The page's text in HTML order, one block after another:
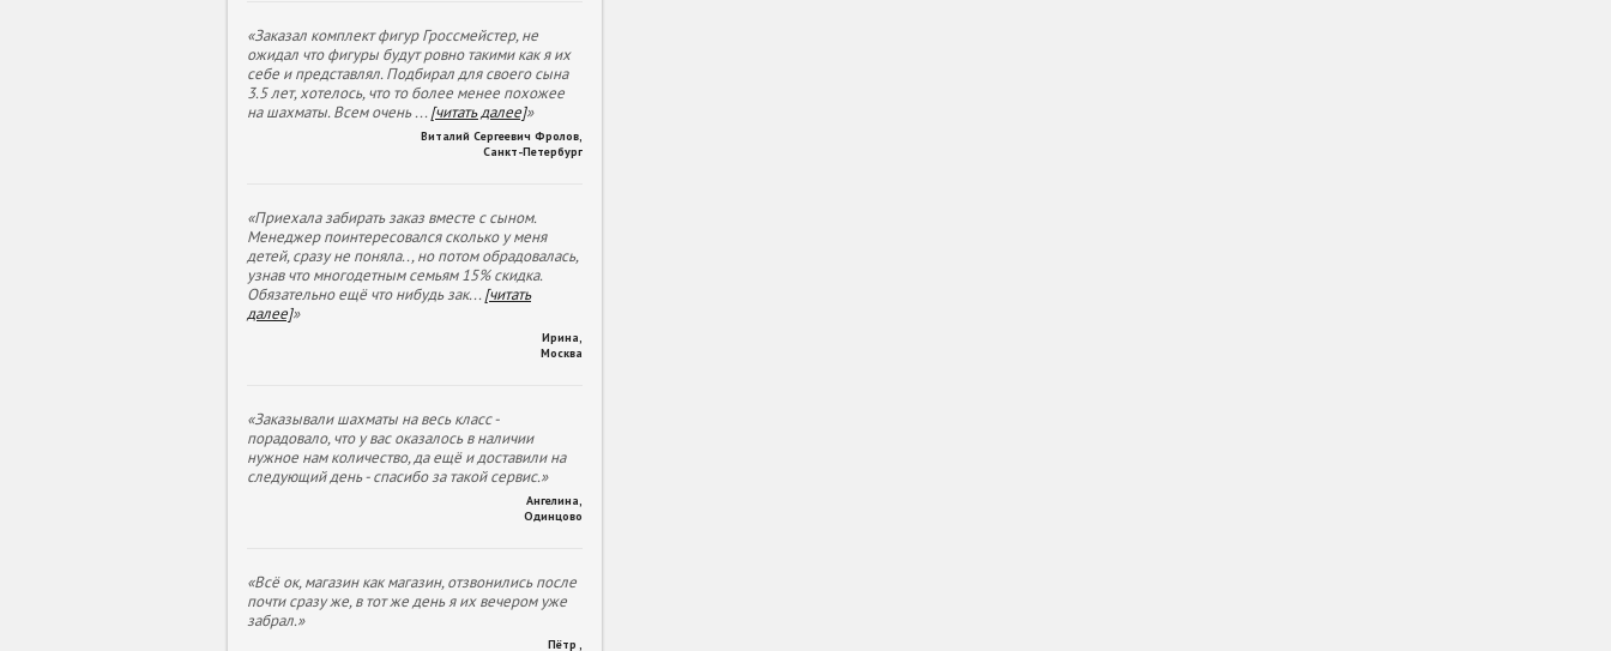
«Заказал комплект фигур Гроссмейстер, не
ожидал что фигуры будут ровно такими как я их
себе и представлял. Подбирал для своего сына
3.5 лет, хотелось, что то более менее похожее
на шахматы. Всем очень...[читать далее]»
Виталий Сергеевич Фролов
Санкт-Петербург
«Приехала забирать заказ вместе с сыном.
Менеджер поинтересовался сколько у меня
детей, сразу не поняла.., но потом обрадовалась,
узнав что многодетным семьям 15% скидка.
Обязательно ещё что нибудь зак...[читать
далее]»
Ирина
Москва
«Заказывали шахматы на весь класс -
порадовало, что у вас оказалось в наличии
нужное нам количество, да ещё и доставили на
следующий день - спасибо за такой сервис.»
Ангелина
Одинцово
«Всё ок, магазин как магазин, отзвонились после
почти сразу же, в тот же день я их вечером уже
забрал.»
Пётр